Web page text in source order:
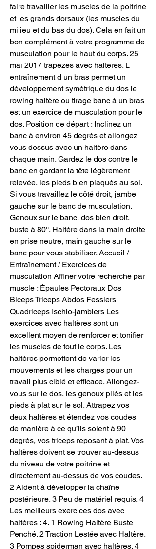
faire travailler les muscles de la poitrine
et les grands dorsaux (les muscles du
milieu et du bas du dos). Cela en fait un
bon complément à votre programme de
musculation pour le haut du corps. 25
mai 2017 trapèzes avec haltères. L
entraînement d un bras permet un
développement symétrique du dos le
rowing haltère ou tirage banc à un bras
est un exercice de musculation pour le
dos. Position de départ : Inclinez un
banc à environ 45 degrés et allongez
vous dessus avec un haltère dans
chaque main. Gardez le dos contre le
banc en gardant la tête légèrement
relevée, les pieds bien plaqués au sol.
Si vous travaillez le côté droit, jambe
gauche sur le banc de musculation.
Genoux sur le banc, dos bien droit,
buste à 80°. Haltère dans la main droite
en prise neutre, main gauche sur le
banc pour vous stabiliser. Accueil /
Entraînement / Exercices de
musculation Affiner votre recherche par
muscle : Épaules Pectoraux Dos
Biceps Triceps Abdos Fessiers
Quadriceps Ischio-jambiers Les
exercices avec haltères sont un
excellent moyen de renforcer et tonifier
les muscles de tout le corps. Les
haltères permettent de varier les
mouvements et les charges pour un
travail plus ciblé et efficace. Allongez-
vous sur le dos, les genoux pliés et les
pieds à plat sur le sol. Attrapez vos
deux haltères et étendez vos coudes
de manière à ce qu’ils soient à 90
degrés, vos triceps reposant à plat. Vos
haltères doivent se trouver au-dessus
du niveau de votre poitrine et
directement au-dessus de vos coudes.
2 Aident à développer la chaîne
postérieure. 3 Peu de matériel requis. 4
Les meilleurs exercices dos avec
haltères : 4. 1 Rowing Haltère Buste
Penché. 2 Traction Lestée avec Haltère.
3 Pompes spiderman avec haltères. 4